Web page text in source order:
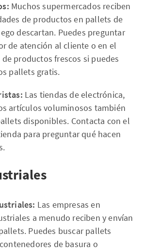
Muchos supermercados reciben
de productos en pallets de
descartan. Puedes preguntar
de atención al cliente o en el
productos frescos si puedes
pallets gratis.
Las tiendas de electrónica,
artículos voluminosos también
disponibles. Contacta con el
para preguntar qué hacen
Las empresas en
a menudo reciben y envían
Puedes buscar pallets
de basura o